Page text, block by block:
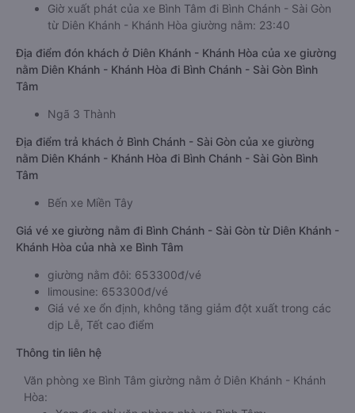
Giờ xuất phát của xe Bình Tâm đi Bình Chánh - Sài Gòn
từ Diên Khánh - Khánh Hòa giường nằm: 23:40
Địa điểm đón khách ở Diên Khánh - Khánh Hòa của xe giường
nằm Diên Khánh - Khánh Hòa đi Bình Chánh - Sài Gòn Bình
Tâm
Ngã 3 Thành
Địa điểm trả khách ở Bình Chánh - Sài Gòn của xe giường
nằm Diên Khánh - Khánh Hòa đi Bình Chánh - Sài Gòn Bình
Tâm
Bến xe Miền Tây
Giá vé xe giường nằm đi Bình Chánh - Sài Gòn từ Diên Khánh -
Khánh Hòa của nhà xe Bình Tâm
giường nằm đôi: 653300đ/vé
limousine: 653300đ/vé
Giá vé xe ổn định, không tăng giảm đột xuất trong các
dịp Lễ, Tết cao điểm
Thông tin liên hệ
Văn phòng xe Bình Tâm giường nằm ở Diên Khánh - Khánh
Hòa: